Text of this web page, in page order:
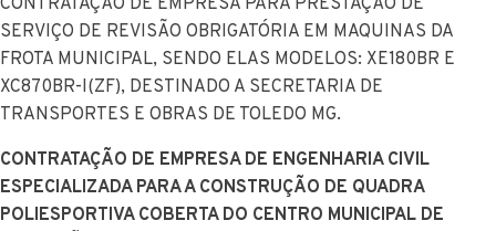
CONTRATAÇÃO DE EMPRESA PARA PRESTAÇÃO DE
SERVIÇO DE REVISÃO OBRIGATÓRIA EM MAQUINAS DA
FROTA MUNICIPAL, SENDO ELAS MODELOS: XE180BR E
XC870BR-I(ZF), DESTINADO A SECRETARIA DE
TRANSPORTES E OBRAS DE TOLEDO MG.
CONTRATAÇÃO DE EMPRESA DE ENGENHARIA CIVIL
ESPECIALIZADA PARA A CONSTRUÇÃO DE QUADRA
POLIESPORTIVA COBERTA DO CENTRO MUNICIPAL DE